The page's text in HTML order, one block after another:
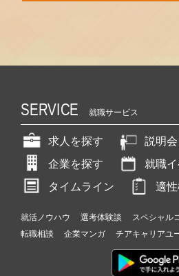
SERVICE 就職サービス
求人を探す
説明
企業を探す
就職
タイムライン
適
就活ノウハウ 選考体験談 スペシャル
転職相談
企業マンガ チアキャリアユ